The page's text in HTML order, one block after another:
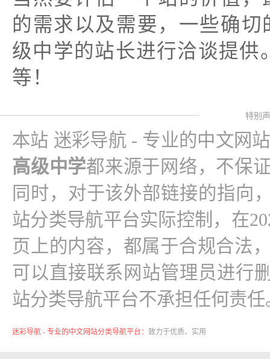
的需求以及需要，一些确
级中学的站长进行洽谈提供
等！
特别
本站 迷彩导航 - 专业的中文网
高级中学都来源于网络，不保
同时，对于该外部链接的指向
站分类导航平台实际控制，在
页上的内容，都属于合规合法
可以直接联系网站管理员进行
站分类导航平台不承担任何责任
迷彩导航 - 专业的中文网站分类导航平台： 致力于优质、实用